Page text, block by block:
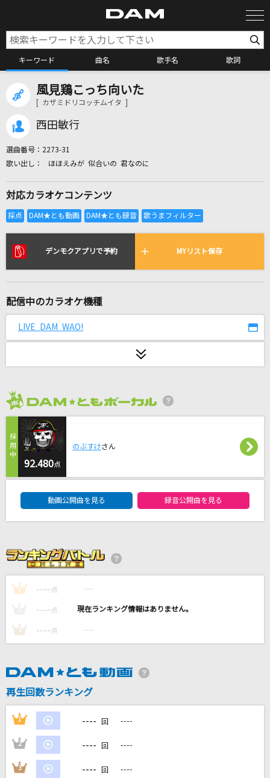
キーワード 曲名 歌手名 歌詞
カラオケ検索
全国りれき
リアルタイムで歌われている曲の一覧
また君に恋してる
[生音]サムライハート(Some Like It Hot!!)
菅田将暉
アイノカタチ feat.HIDE(GReeeeN)
奇跡を望むなら...
JUJU
ライラック
Mrs. GREEN APPLE
[生音]離したくはない
T-BOLAN
[生音]あの紙ヒコーキ くもり空わって
3月9日
Little Glee Monster
DAMの新曲・ランキングなど
風見鶏こっち向いた
[ カザミドリコッチムイタ ]
西田敏行
選曲番号： 2273-31
ほほえみが 似合いの 君なのに
対応カラオケコンテンツ
デンモクアプリで予約 MYリスト保存
配信中のカラオケ機種
LIVE DAM WAO!
92.480点
のぶすけさん
動画公開曲を見る 録音公開曲を見る
1 ---- 点 ----
---- 点 ----
3 ---- 点 ----
再生回数ランキング
1 ---- 回 ----
2 ---- 回 ----
3 ---- 回 ----